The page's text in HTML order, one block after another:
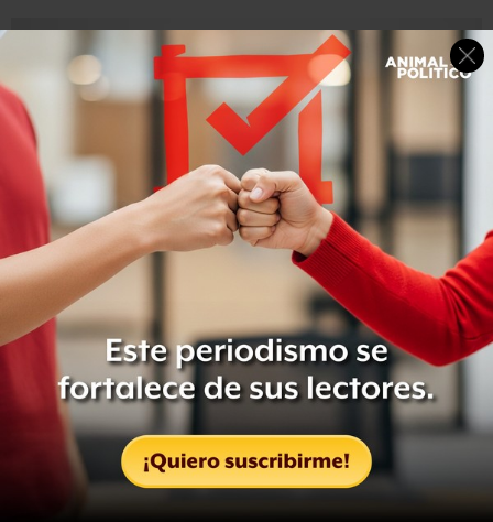
“Usamos los mismos datos iniciales para todos los juegos,
lo que demuestra que el agente aprende con éxito los
procedimientos de cada uno basándose únicamente en
las entradas sensoriales”, explican los investigadores.
Capaz de vencer a seres humanos